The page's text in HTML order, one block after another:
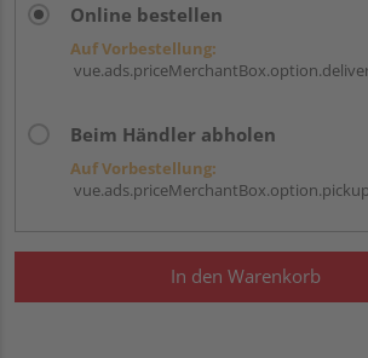
Online bestellen
Auf Vorbestellung:
Beim Händler abholen
Auf Vorbestellung:
In den Warenkorb